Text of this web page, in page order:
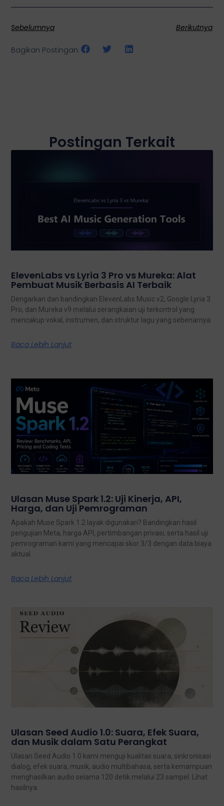
Sebelumnya Berikutnya
Bagikan Postingan:
Postingan Terkait
ElevenLabs vs Lyria 3 Pro vs Mureka: Alat
Pembuat Musik Berbasis AI Terbaik
Dengarkan dan bandingkan ElevenLabs Music v2, Google Lyria 3
Pro, dan Mureka v9 melalui serangkaian uji terkontrol yang
mencakup vokal, instrumen, dan struktur lagu yang sebenarnya.
Baca Lebih Lanjut
Ulasan Muse Spark 1.2: Uji Kinerja, API,
Harga, dan Uji Pemrograman
Apakah Muse Spark 1.2 layak digunakan? Bandingkan hasil
pengujian Meta, harga API, pertimbangan privasi, serta hasil uji
pemrograman kami yang mencapai skor 3/3 dengan data biaya
aktual.
Baca Lebih Lanjut
Ulasan Seed Audio 1.0: Suara, Efek Suara,
dan Musik dalam Satu Perangkat
Ulasan Seed Audio 1.0 kami menguji kualitas suara, sinkronisasi
dialog, efek suara, musik, audio multibahasa, serta kemampuan
menghasilkan audio selama 120 detik melalui 23 sampel. Lihat
hasilnya.